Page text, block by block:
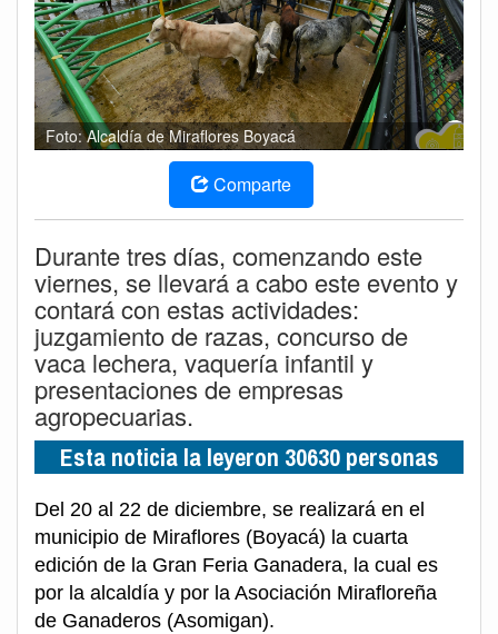
Foto: Alcaldía de Miraflores Boyacá
Comparte
Durante tres días, comenzando este
viernes, se llevará a cabo este evento y
contará con estas actividades:
juzgamiento de razas, concurso de
vaca lechera, vaquería infantil y
presentaciones de empresas
agropecuarias.
Esta noticia la leyeron 30630 personas
Del 20 al 22 de diciembre, se realizará en el
municipio de Miraflores (Boyacá) la cuarta
edición de la Gran Feria Ganadera, la cual es
por la alcaldía y por la Asociación Mirafloreña
de Ganaderos (Asomigan).